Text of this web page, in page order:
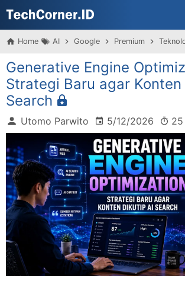
Home AI Google Premium
Generative Engine
Strategi Baru agar
Search
Utomo Parwito 5/12/2026